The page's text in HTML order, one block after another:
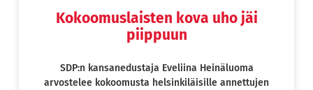
Kokoomuslaisten kova uho jäi
piippuun
SDP:n kansanedustaja Eveliina Heinäluoma
arvostelee kokoomusta helsinkiläisille annettujen